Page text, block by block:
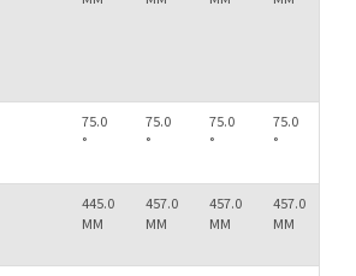
75.0
°
75.0
°
75.0
°
75.0
°
445.0
MM
457.0
MM
457.0
MM
457.0
MM